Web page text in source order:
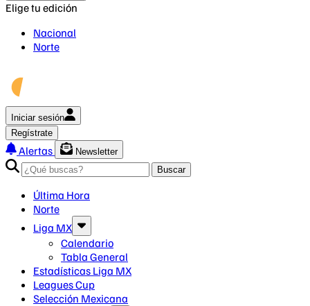
Elige tu edición
Nacional
Norte
Iniciar sesión
Regístrate
Alertas
Newsletter
Buscar
Última Hora
Norte
Liga MX
Calendario
Tabla General
Estadísticas Liga MX
Leagues Cup
Selección Mexicana